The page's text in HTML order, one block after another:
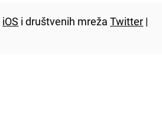
iOS i društvenih mrežaTwitter |